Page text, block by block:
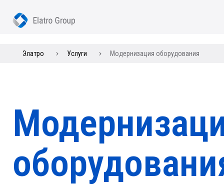
Элатро Услуги Модернизация оборудования